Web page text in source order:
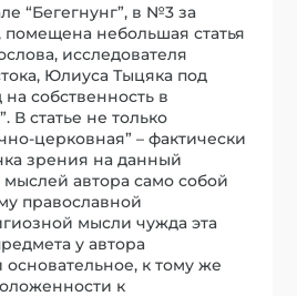
“Бегегнунг”, в №3 за
помещена небольшая статья
исследователя
Юлиуса Тыцяка под
на собственность в
В статье не только
церковная” – фактически
зрения на данный
автора само собой
православной
мысли чужда эта
у автора
к тому же
к